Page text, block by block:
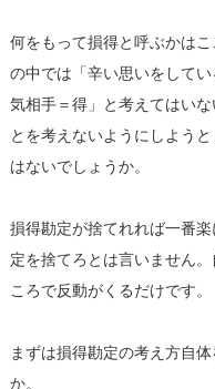
何をもって損得と呼ぶかは
の中では「辛い思いをして
気相手＝得」と考えてはい
とを考えないようにしよう
はないでしょうか。
損得勘定が捨てれれば一番
定を捨てろとは言いません
ころで反動がくるだけです。
まずは損得勘定の考え方自
か。